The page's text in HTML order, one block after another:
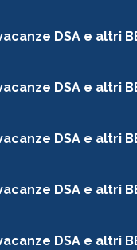
DSA e altri
DSA e altri
DSA e altri
DSA e altri
DSA e altri